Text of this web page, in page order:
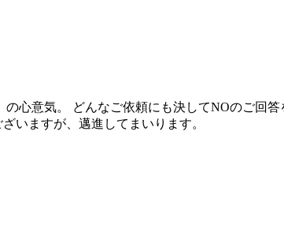
心意気。 どんなご依頼にも決してNOのご回
いますが、邁進してまいります。